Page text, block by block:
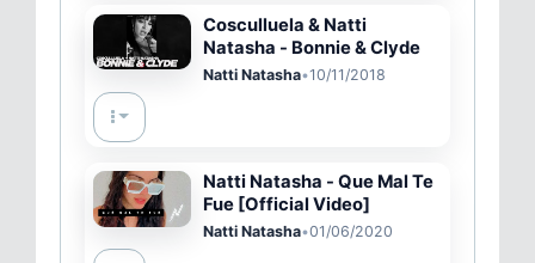
Cosculluela & Natti
Natasha - Bonnie & Clyde
Natti Natasha•10/11/2018
Natti Natasha - Que Mal Te
Fue [Official Video]
Natti Natasha•01/06/2020